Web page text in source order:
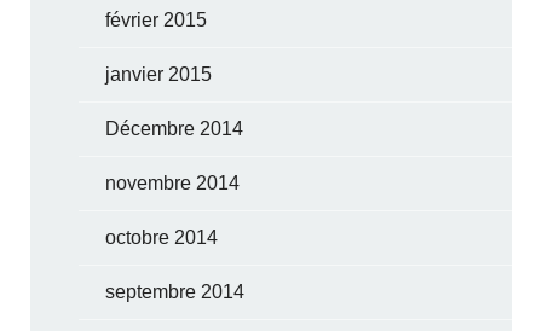
février 2015
janvier 2015
Décembre 2014
novembre 2014
octobre 2014
septembre 2014